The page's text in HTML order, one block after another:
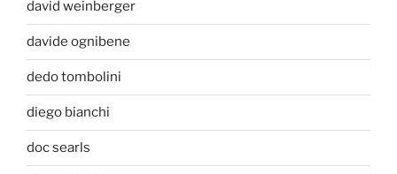
david weinberger
davide ognibene
dedo tombolini
diego bianchi
doc searls